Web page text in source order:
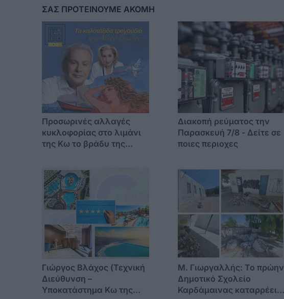
ΣΑΣ ΠΡΟΤΕΙΝΟΥΜΕ ΑΚΟΜΗ
Προσωρινές αλλαγές
κυκλοφορίας στο λιμάνι
της Κω το βράδυ της
Διακοπή ρεύματος την
Παρασκευή 7/8 - Δείτε σε
ποιες περιοχες
Γιώργος Βλάχος (Τεχνική
Διεύθυνση –
Υποκατάστημα Κω της
M. Γιωργαλλής: Το πρώην
Δημοτικό Σχολείο
Καρδάμαινας καταρρέει –